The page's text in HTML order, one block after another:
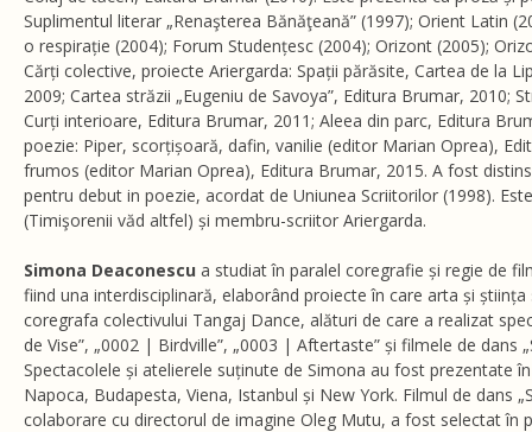
Suplimentul literar „Renaşterea Bănăţeană” (1997); Orient Latin
o respirație (2004); Forum Studențesc (2004); Orizont (2005);
Cărți colective, proiecte Ariergarda: Spații părăsite, Cartea de la
2009; Cartea străzii „Eugeniu de Savoya”, Editura Brumar, 2010;
Curți interioare, Editura Brumar, 2011; Aleea din parc, Editura
poezie: Piper, scorțișoară, dafin, vanilie (editor Marian Oprea),
frumos (editor Marian Oprea), Editura Brumar, 2015. A fost
pentru debut in poezie, acordat de Uniunea Scriitorilor (1998).
(Timişorenii văd altfel) și membru-scriitor Ariergarda.
Simona Deaconescu a studiat în paralel coregrafie și regie de
fiind una interdisciplinară, elaborând proiecte în care arta și
coregrafa colectivului Tangaj Dance, alături de care a realizat
de Vise”, „0002 | Birdville”, „0003 | Aftertaste” și filmele de dans
Spectacolele și atelierele suținute de Simona au fost prezentate
Napoca, Budapesta, Viena, Istanbul și New York. Filmul de dans
colaborare cu directorul de imagine Oleg Mutu, a fost selectat în